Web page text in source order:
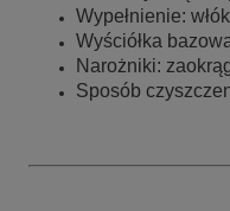
Wypełnienie:
Wyściółka
Narożniki:
Sposób